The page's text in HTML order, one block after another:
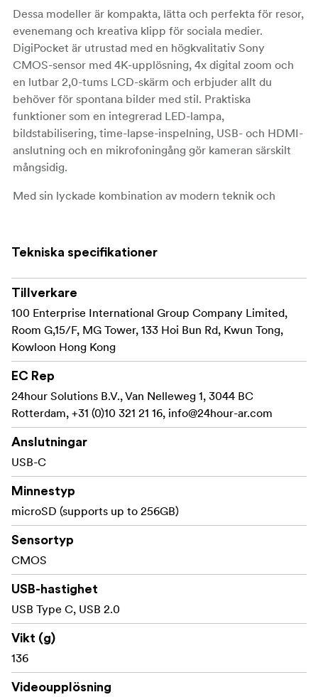
Dessa modeller är kompakta, lätta och perfekta för resor,
evenemang och kreativa klipp för sociala medier.
DigiPocket är utrustad med en högkvalitativ Sony
CMOS-sensor med 4K-upplösning, 4x digital zoom och
en lutbar 2,0-tums LCD-skärm och erbjuder allt du
behöver för spontana bilder med stil. Praktiska
funktioner som en integrerad LED-lampa,
bildstabilisering, time-lapse-inspelning, USB- och HDMI-
anslutning och en mikrofoningång gör kameran särskilt
mångsidig.
Med sin lyckade kombination av modern teknik och
vilket gör dem till ett verkligt statement för alla som vill
kombinera funktionalitet och livsstil.
Tekniska specifikationer
Tillverkare
100 Enterprise International Group Company Limited,
Room G,15/F, MG Tower, 133 Hoi Bun Rd, Kwun Tong,
Kowloon Hong Kong
EC Rep
24hour Solutions B.V., Van Nelleweg 1, 3044 BC
Rotterdam, +31 (0)10 321 21 16, info@24hour-ar.com
Anslutningar
USB-C
Minnestyp
microSD (supports up to 256GB)
Sensortyp
CMOS
USB-hastighet
USB Type C, USB 2.0
Vikt (g)
136
Videoupplösning